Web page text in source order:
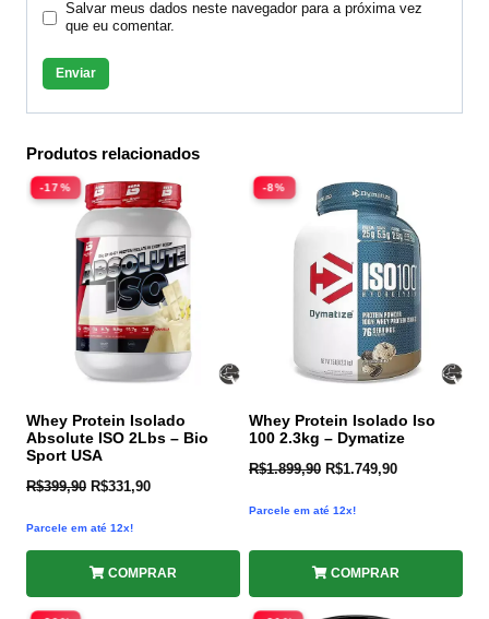
Salvar meus dados neste navegador para a próxima vez
que eu comentar.
Produtos relacionados
-17%
Whey Protein Isolado
Absolute ISO 2Lbs – Bio
Sport USA
R$399,90 R$331,90
Parcele em até 12x!
COMPRAR
-8%
Whey Protein Isolado Iso
100 2.3kg – Dymatize
R$1.899,90 R$1.749,90
Parcele em até 12x!
COMPRAR